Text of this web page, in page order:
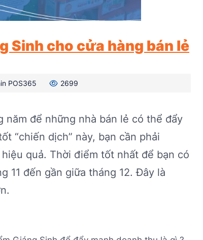
Sinh cho cửa hàng bán lẻ
POS365 2699
để những nhà bán lẻ có thể đẩy
“chiến dịch” này, bạn cần phải
quả. Thời điểm tốt nhất để bạn có
11 đến gần giữa tháng 12. Đây là